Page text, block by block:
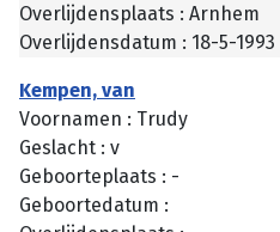
Overlijdensplaats : Arnhem
Overlijdensdatum : 18-5-1993
Kempen, van
Voornamen : Trudy
Geslacht : v
Geboorteplaats : -
Geboortedatum :